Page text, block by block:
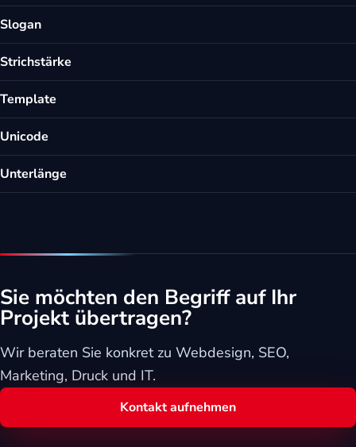
Slogan
Strichstärke
Template
Unicode
Unterlänge
Sie möchten den Begriff auf Ihr
Projekt übertragen?
Wir beraten Sie konkret zu Webdesign, SEO,
Marketing, Druck und IT.
Kontakt aufnehmen